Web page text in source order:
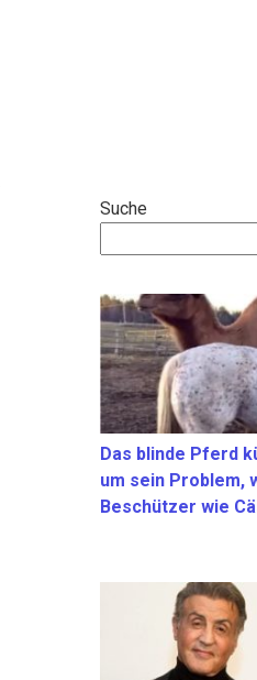
Suche
Das blinde Pferd
um sein Problem,
Beschützer wie